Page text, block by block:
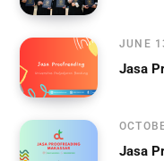
JUNE
Jasa
Jasa